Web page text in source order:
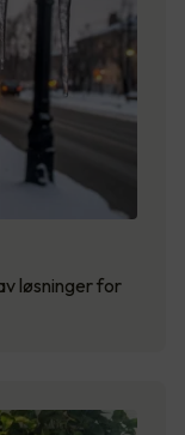
løsninger for